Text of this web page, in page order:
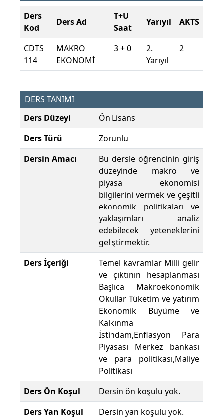
Ders
Kod
Ders Ad
T+U
Saat
Yarıyıl AKTS
CDTS
114
MAKRO
EKONOMİ
3 + 0
2.
Yarıyıl
2
DERS TANIMI
Ders Düzeyi
Ön Lisans
Ders Türü
Zorunlu
Dersin Amacı
Bu dersle öğrencinin giriş
düzeyinde makro ve
piyasa ekonomisi
bilgilerini vermek ve çeşitli
ekonomik politikaları ve
yaklaşımları analiz
edebilecek yeteneklerini
geliştirmektir.
Ders İçeriği
Temel kavramlar Milli gelir
ve çıktının hesaplanması
Başlıca Makroekonomik
Okullar Tüketim ve yatırım
Ekonomik Büyüme ve
Kalkınma
İstihdam,Enflasyon Para
Piyasası Merkez bankası
ve para politikası,Maliye
Politikası
Ders Ön Koşul
Dersin ön koşulu yok.
Ders Yan Koşul
Dersin yan koşulu yok.